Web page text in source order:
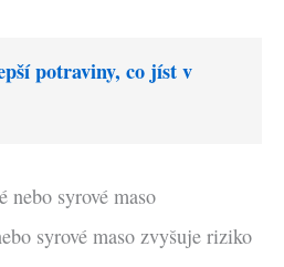
potraviny, co jíst v
nebo syrové maso
syrové maso zvyšuje riziko